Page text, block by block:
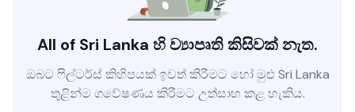
All of Sri Lanka හි ව්‍යාපෘති කිසිවක් නැත.
ඔබට ෆිල්ටර්ස් කිහිපයක් ඉවත් කිරීමට හෝ මුළු Sri Lanka
තුළින්ම ගවේෂණය කිරීමට උත්සාහ කළ හැකිය.